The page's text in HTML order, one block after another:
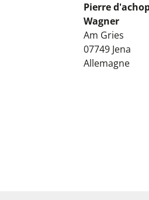
Pierre
Wagner
Am Gries
07749 Jena
Allemagne